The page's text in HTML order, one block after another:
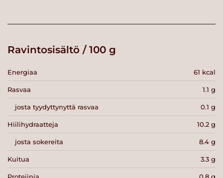
Ravintosisältö / 100 g
Energiaa 61 kcal
Rasvaa 1.1 g
josta tyydyttynyttä rasvaa 0.1 g
Hiilihydraatteja 10.2 g
josta sokereita 8.4 g
Kuitua 3.3 g
Proteiinia 0.8 g